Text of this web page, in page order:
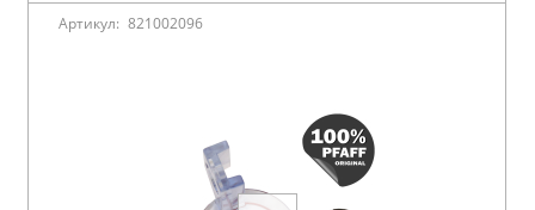
Артикул: 821002096